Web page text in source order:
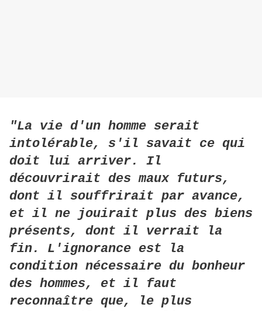
"La vie d'un homme serait
intolérable, s'il savait ce qui
doit lui arriver. Il
découvrirait des maux futurs,
dont il souffrirait par avance,
et il ne jouirait plus des biens
présents, dont il verrait la
fin. L'ignorance est la
condition nécessaire du bonheur
des hommes, et il faut
reconnaître que, le plus